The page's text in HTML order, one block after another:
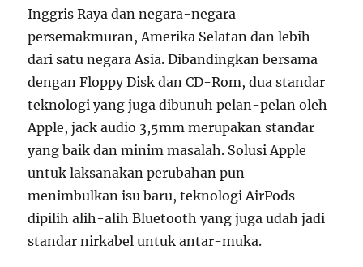
Inggris Raya dan negara-negara
persemakmuran, Amerika Selatan dan lebih
dari satu negara Asia. Dibandingkan bersama
dengan Floppy Disk dan CD-Rom, dua standar
teknologi yang juga dibunuh pelan-pelan oleh
Apple, jack audio 3,5mm merupakan standar
yang baik dan minim masalah. Solusi Apple
untuk laksanakan perubahan pun
menimbulkan isu baru, teknologi AirPods
dipilih alih-alih Bluetooth yang juga udah jadi
standar nirkabel untuk antar-muka.